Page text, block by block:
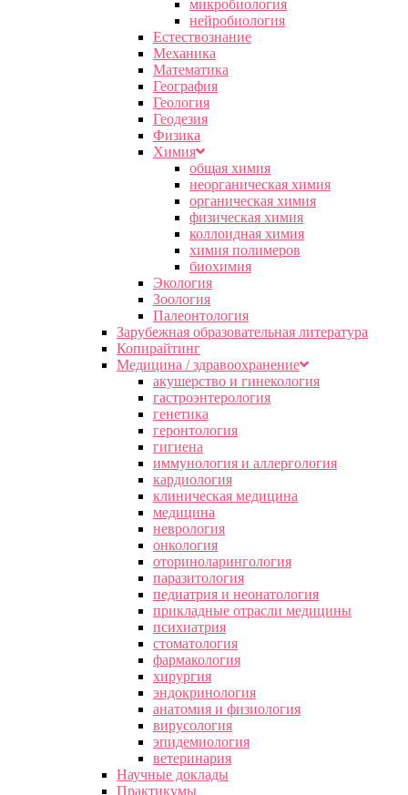
микробиология
нейробиология
Естествознание
Механика
Математика
География
Геология
Геодезия
Физика
Химия
общая химия
неорганическая химия
органическая химия
физическая химия
коллоидная химия
химия полимеров
биохимия
Экология
Зоология
Палеонтология
Зарубежная образовательная литература
Копирайтинг
Медицина / здравоохранение
акушерство и гинекология
гастроэнтерология
генетика
геронтология
гигиена
иммунология и аллергология
кардиология
клиническая медицина
медицина
неврология
онкология
оториноларингология
паразитология
педиатрия и неонатология
прикладные отрасли медицины
психиатрия
стоматология
фармакология
хирургия
эндокринология
анатомия и физиология
вирусология
эпидемиология
ветеринария
Научные доклады
Практикумы